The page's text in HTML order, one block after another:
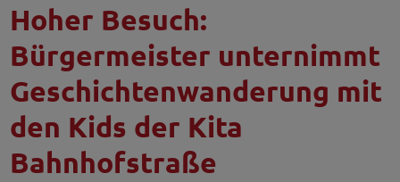
Hoher Besuch:
Bürgermeister unternimmt
Geschichtenwanderung mit
den Kids der Kita
Bahnhofstraße